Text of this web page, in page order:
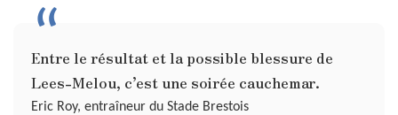
Entre le résultat et la possible blessure de
Lees-Melou, c’est une soirée cauchemar.
Eric Roy, entraîneur du Stade Brestois